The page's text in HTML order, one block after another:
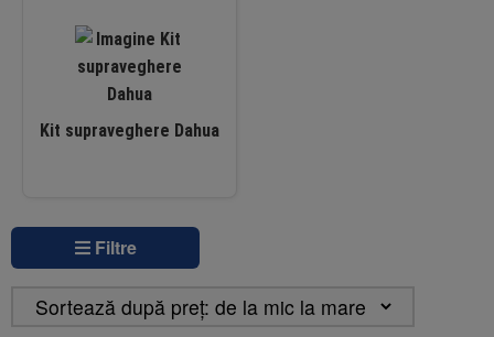
Kit supraveghere Dahua
Filtre